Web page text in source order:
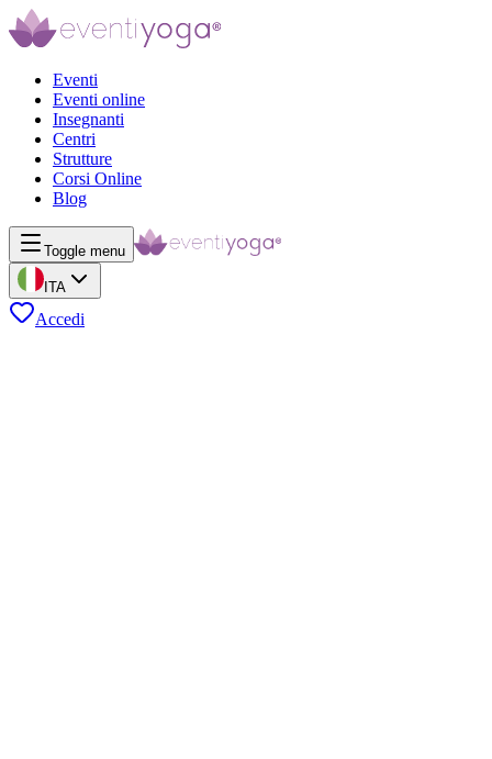
Eventi
Eventi online
Insegnanti
Centri
Strutture
Corsi Online
Blog
Toggle menu
ITA
Accedi